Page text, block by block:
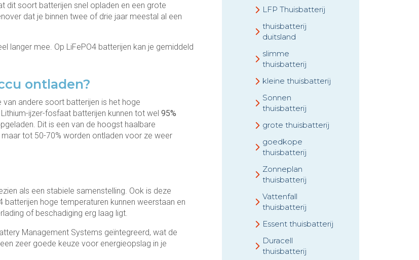
dit soort batterijen snel opladen en een grote
dat je binnen twee of drie jaar meestal al een
langer mee. Op LiFePO4 batterijen kan je gemiddeld
ontladen?
andere soort batterijen is het hoge
ijzer-fosfaat batterijen kunnen tot wel 95%
Dit is een van de hoogst haalbare
tot 50-70% worden ontladen voor ze weer
als een stabiele samenstelling. Ook is deze
hoge temperaturen kunnen weerstaan en
of beschadiging erg laag ligt.
Management Systems geïntegreerd, wat de
zeer goede keuze voor energieopslag in je
LFP Thuisbatterij
thuisbatterij
duitsland
slimme
thuisbatterij
kleine thuisbatterij
Sonnen
thuisbatterij
grote thuisbatterij
goedkope
thuisbatterij
Zonneplan
thuisbatterij
Vattenfall
thuisbatterij
Essent thuisbatterij
Duracell
thuisbatterij